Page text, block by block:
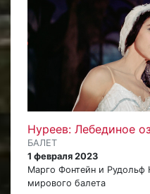
Нуреев: Лебединое
БАЛЕТ
1 февраля 2023
Марго Фонтейн и Рудольф
мирового балета